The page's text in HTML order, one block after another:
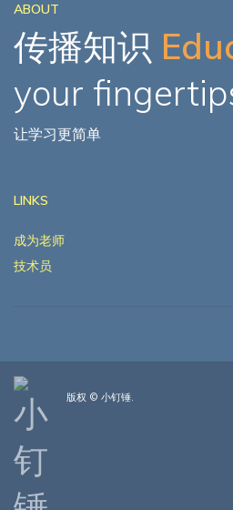
ABOUT
传播知识
your
让学习更简单
LINKS
成为老师
技术员
版权 © 小钉锤.